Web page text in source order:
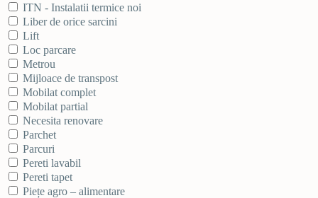
ITN - Instalatii termice noi
Liber de orice sarcini
Lift
Loc parcare
Metrou
Mijloace de transpost
Mobilat complet
Mobilat partial
Necesita renovare
Parchet
Parcuri
Pereti lavabil
Pereti tapet
Piețe agro – alimentare